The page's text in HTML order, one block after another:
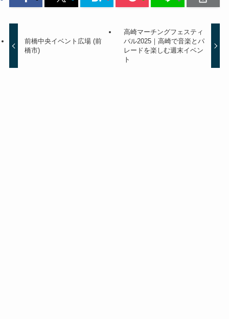
前橋中央イベント広場 (前
橋市)
高崎マーチングフェスティ
バル2025｜高崎で音楽とパ
レードを楽しむ週末イベン
ト